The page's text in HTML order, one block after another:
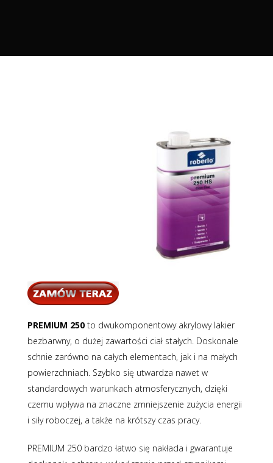
PREMIUM 250 to dwukomponentowy akrylowy lakier
bezbarwny, o dużej zawartości ciał stałych. Doskonale
schnie zarówno na całych elementach, jak i na małych
powierzchniach. Szybko się utwardza nawet w
standardowych warunkach atmosferycznych, dzięki
czemu wpływa na znaczne zmniejszenie zużycia energii
i siły roboczej, a także na krótszy czas pracy.
PREMIUM 250 bardzo łatwo się nakłada i gwarantuje